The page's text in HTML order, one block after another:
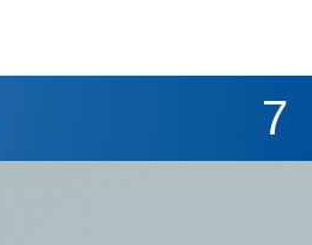
7